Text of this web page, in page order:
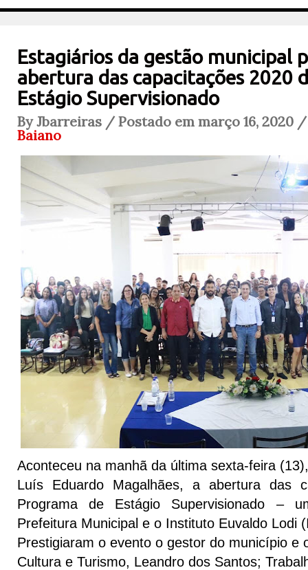
Estagiários da gestão municipal
abertura das capacitações 2020
Estágio Supervisionado
By Jbarreiras / Postado em março 16, 2020
Baiano
Aconteceu na manhã da última sexta-feira
Luís Eduardo Magalhães, a abertura das
Programa de Estágio Supervisionado –
Prefeitura Municipal e o Instituto Euvaldo Lodi
Prestigiaram o evento o gestor do município e
Cultura e Turismo, Leandro dos Santos;